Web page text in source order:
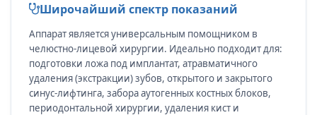
Широчайший спектр показаний
Аппарат является универсальным помощником в
челюстно-лицевой хирургии. Идеально подходит для:
подготовки ложа под имплантат, атравматичного
удаления (экстракции) зубов, открытого и закрытого
синус-лифтинга, забора аутогенных костных блоков,
периодонтальной хирургии, удаления кист и